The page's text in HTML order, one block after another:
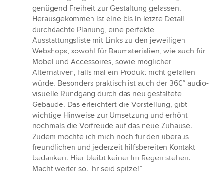
genügend Freiheit zur Gestaltung gelassen.
Herausgekommen ist eine bis in letzte Detail
durchdachte Planung, eine perfekte
Ausstattungsliste mit Links zu den jeweiligen
Webshops, sowohl für Baumaterialien, wie auch für
Möbel und Accessoires, sowie möglicher
Alternativen, falls mal ein Produkt nicht gefallen
würde. Besonders praktisch ist auch der 360° audio-
visuelle Rundgang durch das neu gestaltete
Gebäude. Das erleichtert die Vorstellung, gibt
wichtige Hinweise zur Umsetzung und erhöht
nochmals die Vorfreude auf das neue Zuhause.
Zudem möchte ich mich noch für den überaus
freundlichen und jederzeit hilfsbereiten Kontakt
bedanken. Hier bleibt keiner Im Regen stehen.
Macht weiter so. Ihr seid spitze!”